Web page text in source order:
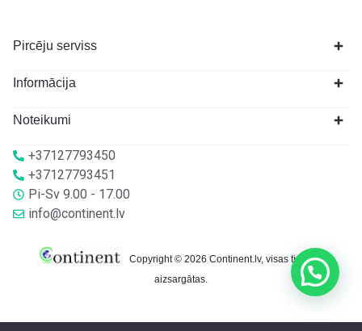
Pircēju serviss
Informācija
Noteikumi
+37127793450
+37127793451
Pi-Sv 9.00 - 17.00
info@continent.lv
Copyright © 2026 Continent.lv, visas tiesības
aizsargātas.